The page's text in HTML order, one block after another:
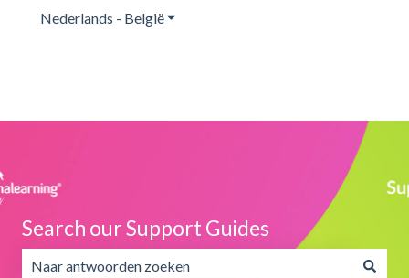
Nederlands - BelgiëSubmenu tonen voor vertalingen
Search our Support Guides